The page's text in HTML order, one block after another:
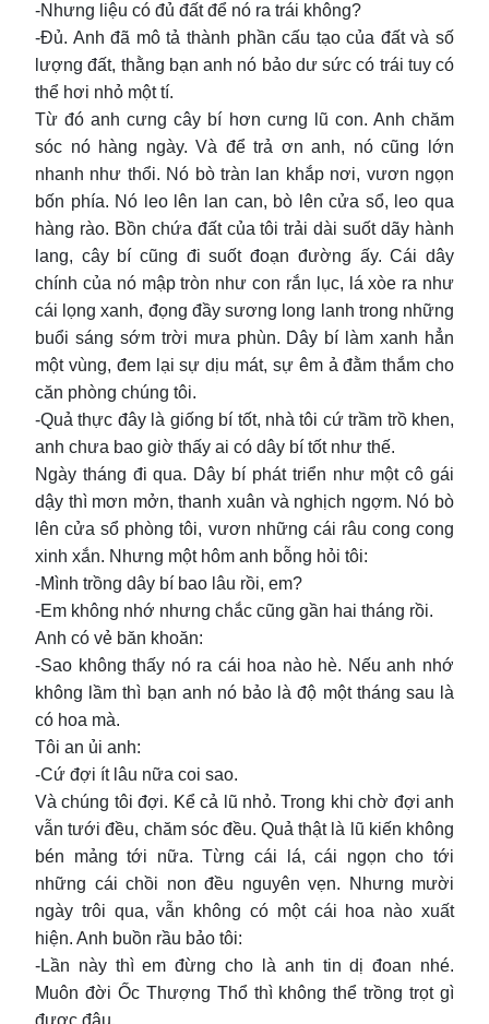
-Nhưng liệu có đủ đất để nó ra trái không?
-Đủ. Anh đã mô tả thành phần cấu tạo của đất và số
lượng đất, thằng bạn anh nó bảo dư sức có trái tuy có
thể hơi nhỏ một tí.
Từ đó anh cưng cây bí hơn cưng lũ con. Anh chăm
sóc nó hàng ngày. Và để trả ơn anh, nó cũng lớn
nhanh như thổi. Nó bò tràn lan khắp nơi, vươn ngọn
bốn phía. Nó leo lên lan can, bò lên cửa sổ, leo qua
hàng rào. Bồn chứa đất của tôi trải dài suốt dãy hành
lang, cây bí cũng đi suốt đoạn đường ấy. Cái dây
chính của nó mập tròn như con rắn lục, lá xòe ra như
cái lọng xanh, đọng đầy sương long lanh trong những
buổi sáng sớm trời mưa phùn. Dây bí làm xanh hẳn
một vùng, đem lại sự dịu mát, sự êm ả đằm thắm cho
căn phòng chúng tôi.
-Quả thực đây là giống bí tốt, nhà tôi cứ trầm trồ khen,
anh chưa bao giờ thấy ai có dây bí tốt như thế.
Ngày tháng đi qua. Dây bí phát triển như một cô gái
dậy thì mơn mởn, thanh xuân và nghịch ngợm. Nó bò
lên cửa sổ phòng tôi, vươn những cái râu cong cong
xinh xắn. Nhưng một hôm anh bỗng hỏi tôi:
-Mình trồng dây bí bao lâu rồi, em?
-Em không nhớ nhưng chắc cũng gần hai tháng rồi.
Anh có vẻ băn khoăn:
-Sao không thấy nó ra cái hoa nào hè. Nếu anh nhớ
không lầm thì bạn anh nó bảo là độ một tháng sau là
có hoa mà.
Tôi an ủi anh:
-Cứ đợi ít lâu nữa coi sao.
Và chúng tôi đợi. Kể cả lũ nhỏ. Trong khi chờ đợi anh
vẫn tưới đều, chăm sóc đều. Quả thật là lũ kiến không
bén mảng tới nữa. Từng cái lá, cái ngọn cho tới
những cái chồi non đều nguyên vẹn. Nhưng mười
ngày trôi qua, vẫn không có một cái hoa nào xuất
hiện. Anh buồn rầu bảo tôi:
-Lần này thì em đừng cho là anh tin dị đoan nhé.
Muôn đời Ốc Thượng Thổ thì không thể trồng trọt gì
được đâu.